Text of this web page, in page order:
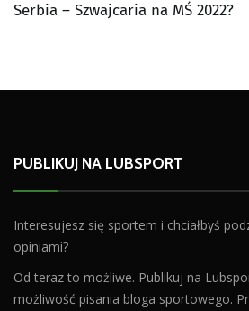
Serbia – Szwajcaria na MŚ 2022?
PUBLIKUJ NA LUBSPORT
Interesujesz się sportem i chciałbyś
opiniami?
Od teraz to możliwe. Publikuj na
możliwość pisania bloga sportowego.